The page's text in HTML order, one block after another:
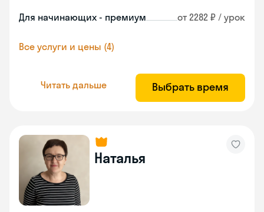
Для начинающих - премиум от 2282 ₽ / урок
Все услуги и цены (4)
Читать дальше Выбрать время
Наталья